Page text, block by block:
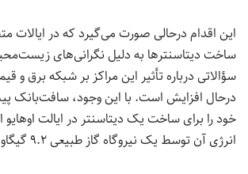
این اقدام درحالی صورت می‌گیرد که در ایالات
ساخت دیتاسنترها به دلیل نگرانی‌های
سؤالاتی درباره تأثیر این مراکز بر شبکه برق و
درحال افزایش است. با این وجود، سافت‌بانک
خود را برای ساخت یک دیتاسنتر در ایالت اوهایو
انرژی آن توسط یک نیروگاه گاز طبیعی ۹.۲ گیگاواتی تأمین می‌شود.